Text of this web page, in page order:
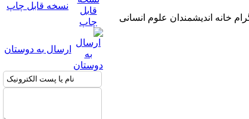
خانه اندیشمندان علوم انسانی
نسخه قابل چاپ
ارسال به دوستان